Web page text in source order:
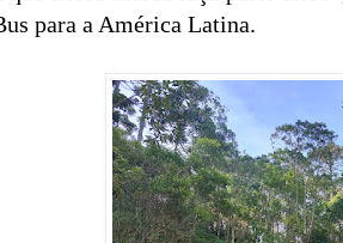
para a América Latina.